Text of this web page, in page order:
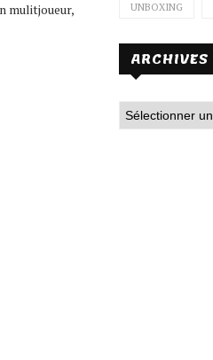
mulitjoueur,
UNBOXING
ARCHIVES